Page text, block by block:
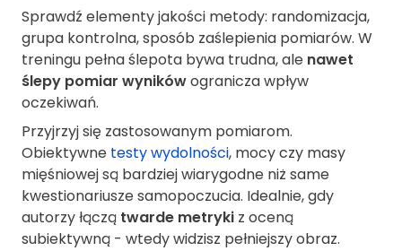
Sprawdź elementy jakości metody: randomizacja,
grupa kontrolna, sposób zaślepienia pomiarów. W
treningu pełna ślepota bywa trudna, ale nawet
ślepy pomiar wynikówogranicza wpływ
oczekiwań.
Przyjrzyj się zastosowanym pomiarom.
Obiektywne testy wydolności, mocy czy masy
mięśniowej są bardziej wiarygodne niż same
kwestionariusze samopoczucia. Idealnie, gdy
autorzy łączą twarde metryki z oceną
subiektywną - wtedy widzisz pełniejszy obraz.